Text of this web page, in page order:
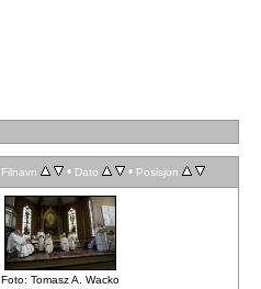
Filnavn • Dato • Posisjon
Foto: Tomasz A. Wacko